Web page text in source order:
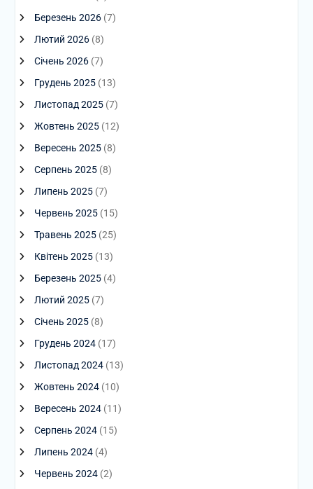
Березень 2026(7)
Лютий 2026(8)
Січень 2026(7)
Грудень 2025(13)
Листопад 2025(7)
Жовтень 2025(12)
Вересень 2025(8)
Серпень 2025(8)
Липень 2025(7)
Червень 2025(15)
Травень 2025(25)
Квітень 2025(13)
Березень 2025(4)
Лютий 2025(7)
Січень 2025(8)
Грудень 2024(17)
Листопад 2024(13)
Жовтень 2024(10)
Вересень 2024(11)
Серпень 2024(15)
Липень 2024(4)
Червень 2024(2)